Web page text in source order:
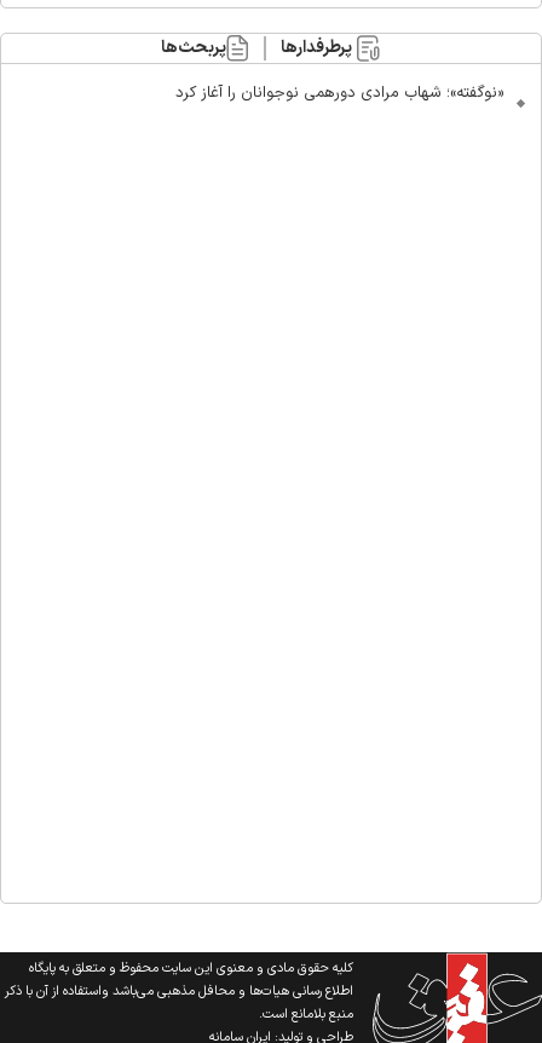
پرطرفدارها پربحث‌ها
«نوگفته»؛ شهاب مرادی دورهمی نوجوانان را آغاز کرد
کلیه حقوق مادی و معنوی این سایت محفوظ و متعلق به پایگاه
اطلاع رسانی هیات‌ها و محافل مذهبی می‌باشد واستفاده از آن با ذکر
منبع بلامانع است.
طراحی و تولید:ایران سامانه